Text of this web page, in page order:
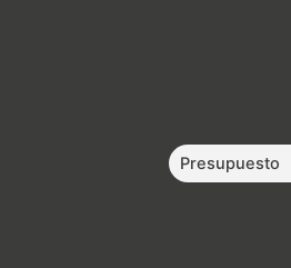
Presupuesto